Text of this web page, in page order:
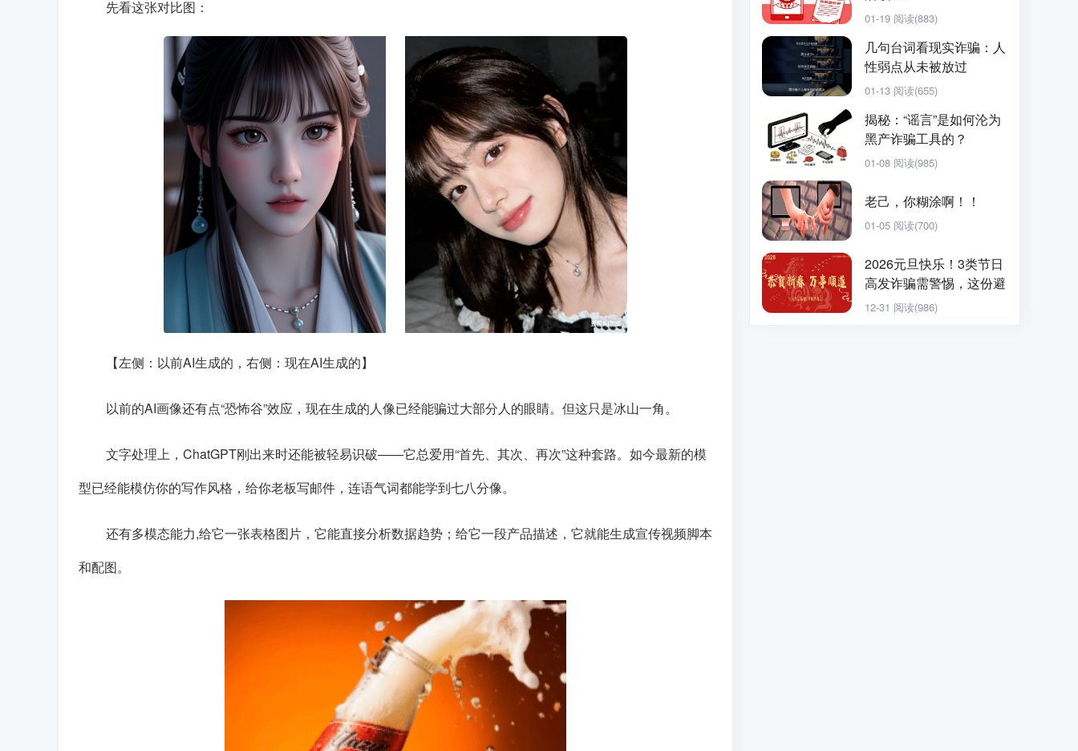
先看这张对比图：
【左侧：以前AI生成的，右侧：现在AI生成的】
以前的AI画像还有点“恐怖谷”效应，现在生成的人像已经能骗过大部分人的眼睛。但这只是冰山一角。
文字处理上 ，ChatGPT刚出来时还能被轻易识破——它总爱用“首先、其次、再次”这种套路。如今最新的模
型已经能模仿你的写作风格，给你老板写邮件，连语气词都能学到七八分像。
还有多模态能力,给它一张表格图片，它能直接分析数据趋势；给它一段产品描述，它就能生成宣传视频脚本
和配图。
01-19 阅读(883)
几句台词看现实诈骗：人
性弱点从未被放过
01-13 阅读(655)
揭秘：“谣言”是如何沦为
黑产诈骗工具的？
01-08 阅读(985)
老己，你糊涂啊！！
01-05 阅读(700)
2026元旦快乐！3类节日
高发诈骗需警惕，这份避
坑指南请收好
12-31 阅读(986)